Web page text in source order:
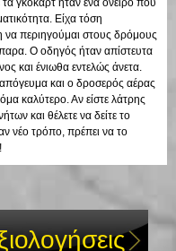
τα γκοκάρτ ήταν ένα όνειρο που
Είχα τόση
να περιηγούμαι στους δρόμους
Ο οδηγός ήταν απίστευτα
και ένιωθα εντελώς άνετα.
και ο δροσερός αέρας
καλύτερο. Αν είστε λάτρης
και θέλετε να δείτε το
νέο τρόπο, πρέπει να το